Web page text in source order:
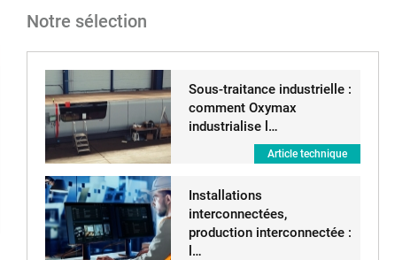
Notre sélection
Sous-traitance industrielle :
comment Oxymax
industrialise l…
Article technique
Installations
interconnectées,
production interconnectée :
l…